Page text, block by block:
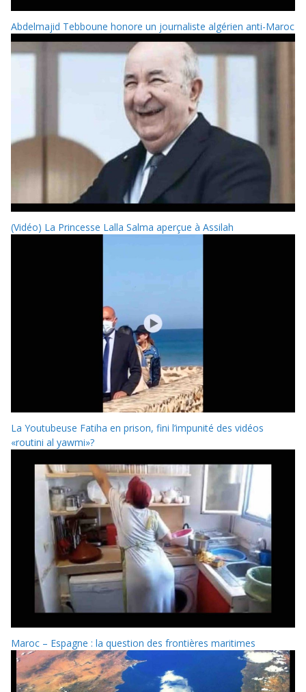
Abdelmajid Tebboune honore un journaliste algérien anti-Maroc
(Vidéo) La Princesse Lalla Salma aperçue à Assilah
La Youtubeuse Fatiha en prison, fini l’impunité des vidéos
«routini al yawmi»?
Maroc – Espagne : la question des frontières maritimes